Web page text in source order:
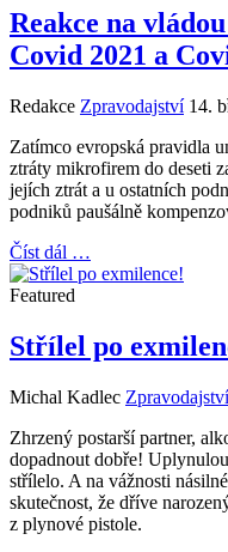
Reakce na
Covid 2021 a
Redakce Zpravodajství 14.
Zatímco evropská pravidla
ztráty mikrofirem do deseti
jejích ztrát a u ostatních
podniků paušálně
Číst dál …
Featured
Střílel po
Michal Kadlec Zpravodajství
Zhrzený postarší partner,
dopadnout dobře!
střílelo. A na vážnosti
skutečnost, že dříve
z plynové pistole.